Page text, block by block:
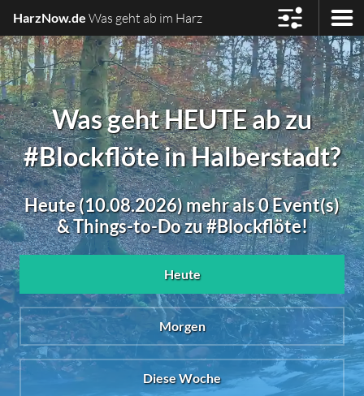
HarzNow.de Was geht ab im Harz
Was geht HEUTE ab zu
#Blockflöte in Halberstadt?
Heute (10.08.2026) mehr als 0 Event(s)
& Things-to-Do zu #Blockflöte!
Heute
Morgen
Diese Woche